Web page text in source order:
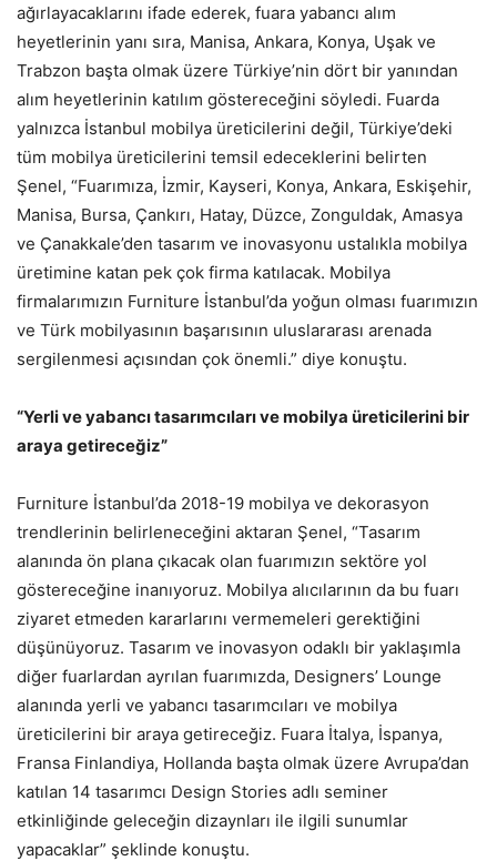
ağırlayacaklarını ifade ederek, fuara yabancı alım
heyetlerinin yanı sıra, Manisa, Ankara, Konya, Uşak ve
Trabzon başta olmak üzere Türkiye’nin dört bir yanından
alım heyetlerinin katılım göstereceğini söyledi. Fuarda
yalnızca İstanbul mobilya üreticilerini değil, Türkiye’deki
tüm mobilya üreticilerini temsil edeceklerini belirten
Şenel, “Fuarımıza, İzmir, Kayseri, Konya, Ankara, Eskişehir,
Manisa, Bursa, Çankırı, Hatay, Düzce, Zonguldak, Amasya
ve Çanakkale’den tasarım ve inovasyonu ustalıkla mobilya
üretimine katan pek çok firma katılacak. Mobilya
firmalarımızın Furniture İstanbul’da yoğun olması fuarımızın
ve Türk mobilyasının başarısının uluslararası arenada
sergilenmesi açısından çok önemli.” diye konuştu.
“Yerli ve yabancı tasarımcıları ve mobilya üreticilerini bir
araya getireceğiz”
Furniture İstanbul’da 2018-19 mobilya ve dekorasyon
trendlerinin belirleneceğini aktaran Şenel, “Tasarım
alanında ön plana çıkacak olan fuarımızın sektöre yol
göstereceğine inanıyoruz. Mobilya alıcılarının da bu fuarı
ziyaret etmeden kararlarını vermemeleri gerektiğini
düşünüyoruz. Tasarım ve inovasyon odaklı bir yaklaşımla
diğer fuarlardan ayrılan fuarımızda, Designers’ Lounge
alanında yerli ve yabancı tasarımcıları ve mobilya
üreticilerini bir araya getireceğiz. Fuara İtalya, İspanya,
Fransa Finlandiya, Hollanda başta olmak üzere Avrupa’dan
katılan 14 tasarımcı Design Stories adlı seminer
etkinliğinde geleceğin dizaynları ile ilgili sunumlar
yapacaklar” şeklinde konuştu.